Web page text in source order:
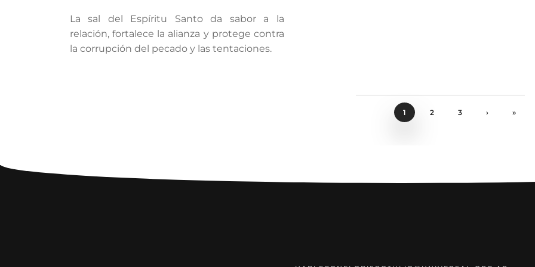
La sal del Espíritu Santo da sabor a la
relación, fortalece la alianza y protege contra
la corrupción del pecado y las tentaciones.
1 2 3 › »